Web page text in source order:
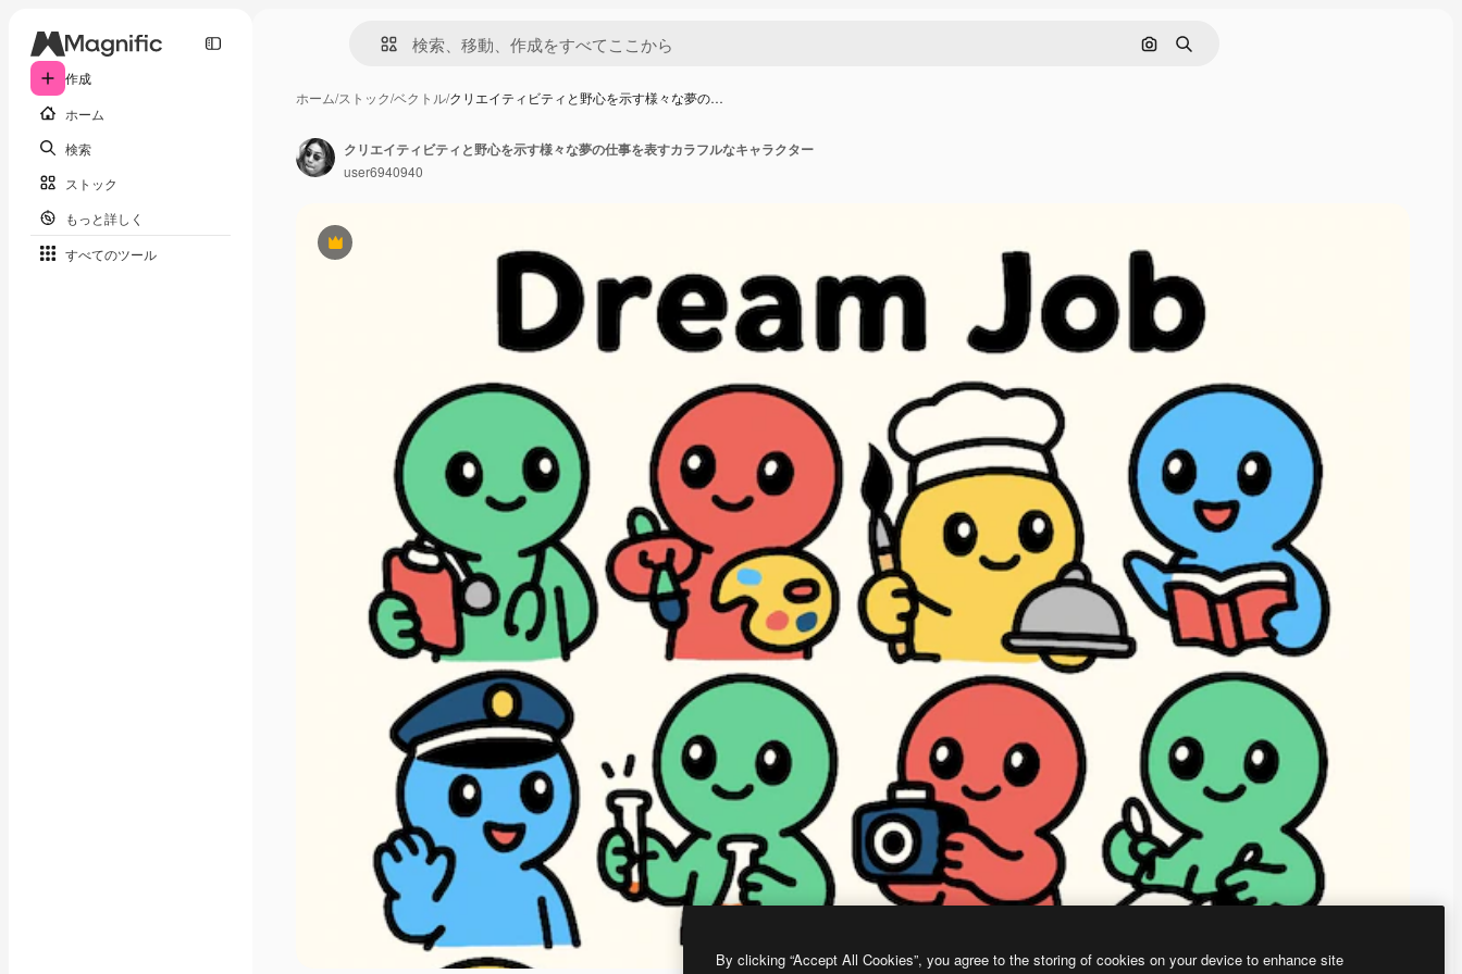
作成
ホーム
検索
ストック
もっと詳しく
すべてのツール
画像で検索
検索
ホーム/ストック/ベクトル/クリエイティビティと野心を示す様々な夢の…
Premium
クリエイティビティと野心を示す様々な夢の仕事を表すカラフルなキャラクター
user6940940
By clicking “Accept All Cookies”, you agree to the storing of cookies on your device to enhance site